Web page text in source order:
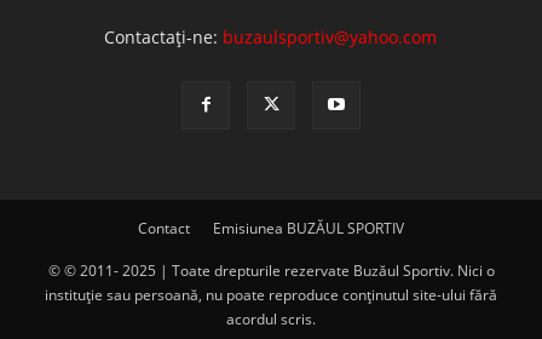
Contactați-ne: buzaulsportiv@yahoo.com
Contact Emisiunea BUZĂUL SPORTIV
© © 2011- 2025 | Toate drepturile rezervate Buzăul Sportiv. Nici o
instituţie sau persoană, nu poate reproduce conţinutul site-ului fără
acordul scris.